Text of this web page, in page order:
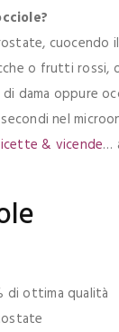
o frutti rossi,
dama oppure
nel
& vicende…
di ottima qualità